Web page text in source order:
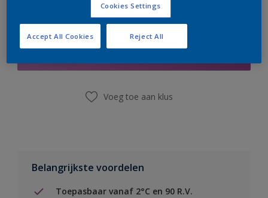
Boodschappenlijst
Voeg toe aan klus
Belangrijkste voordelen
Toepasbaar vanaf 2°C en 90 R.V.
Cookies Settings
Reject All
Accept All Cookies